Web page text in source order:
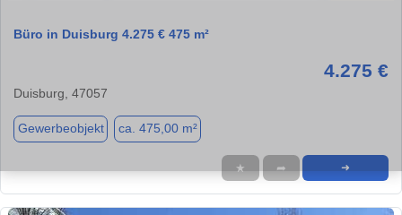
Büro in Duisburg 4.275 € 475 m²
4.275 €
Duisburg, 47057
Gewerbeobjekt ca. 475,00 m²
★ ➦ ➜